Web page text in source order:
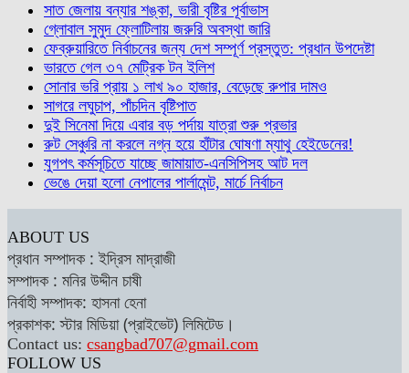
সাত জেলায় বন্যার শঙ্কা, ভারী বৃষ্টির পূর্বাভাস
গ্লোবাল সুমুদ ফ্লোটিলায় জরুরি অবস্থা জারি
ফেব্রুয়ারিতে নির্বাচনের জন্য দেশ সম্পূর্ণ প্রস্তুত: প্রধান উপদেষ্টা
ভারতে গেল ৩৭ মেট্রিক টন ইলিশ
সোনার ভরি প্রায় ১ লাখ ৯০ হাজার, বেড়েছে রুপার দামও
সাগরে লঘুচাপ, পাঁচদিন বৃষ্টিপাত
দুই সিনেমা দিয়ে এবার বড় পর্দায় যাত্রা শুরু প্রভার
রুট সেঞ্চুরি না করলে নগ্ন হয়ে হাঁটার ঘোষণা ম্যাথু হেইডেনের!
যুগপৎ কর্মসূচিতে যাচ্ছে জামায়াত-এনসিপিসহ আট দল
ভেঙে দেয়া হলো নেপালের পার্লামেন্ট, মার্চে নির্বাচন
ABOUT US
প্রধান সম্পাদক : ইদ্রিস মাদ্রাজী
সম্পাদক : মনির উদ্দীন চাষী
নির্বাহী সম্পাদক: হাসনা হেনা
প্রকাশক: স্টার মিডিয়া (প্রাইভেট) লিমিটেড।
Contact us: csangbad707@gmail.com
FOLLOW US